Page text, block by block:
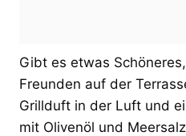
Gibt es etwas
Freunden auf der
Grillduft in der Luft und
mit Olivenöl und